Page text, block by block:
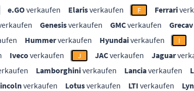
e.GOverkaufen Elarisverkaufen F Ferrari
Genesisverkaufen GMCverkaufen Grecav
Hummerverkaufen Hyundaiverkaufen I
Ivecoverkaufen J JACverkaufen Jaguar
Lamborghiniverkaufen Lanciaverkaufen
verkaufen Lotusverkaufen LTI verkaufen